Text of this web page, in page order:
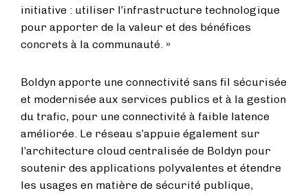
initiative : utiliser l’infrastructure technologique
pour apporter de la valeur et des bénéfices
concrets à la communauté. »
Boldyn apporte une connectivité sans fil sécurisée
et modernisée aux services publics et à la gestion
du trafic, pour une connectivité à faible latence
améliorée. Le réseau s’appuie également sur
l’architecture cloud centralisée de Boldyn pour
soutenir des applications polyvalentes et étendre
les usages en matière de sécurité publique,